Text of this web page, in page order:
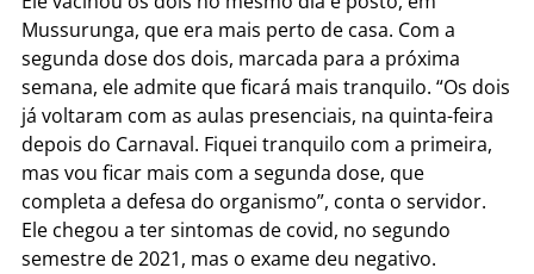
Mussurunga, que era mais perto de casa. Com a
segunda dose dos dois, marcada para a próxima
semana, ele admite que ficará mais tranquilo. “Os dois
já voltaram com as aulas presenciais, na quinta-feira
depois do Carnaval. Fiquei tranquilo com a primeira,
mas vou ficar mais com a segunda dose, que
completa a defesa do organismo”, conta o servidor.
Ele chegou a ter sintomas de covid, no segundo
semestre de 2021, mas o exame deu negativo.